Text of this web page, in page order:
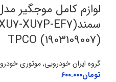
TPCO (1903109007)
گروه ایران خودرویی,موتوری خودرو
تومان۶۰۰.۰۰۰